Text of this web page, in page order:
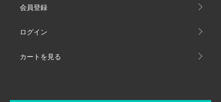
会員登録
ログイン
カートを見る